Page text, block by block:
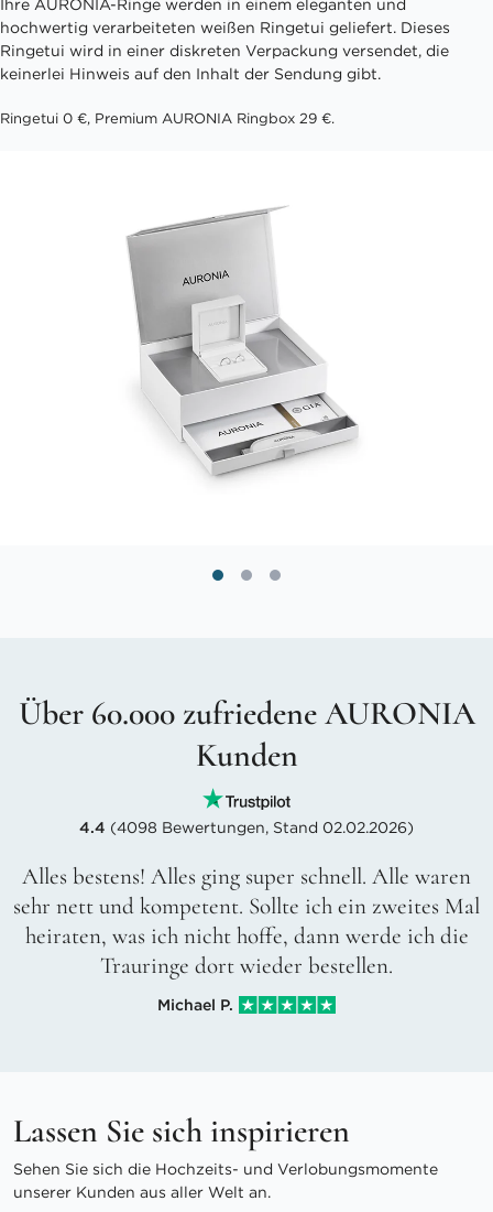
Ihre AURONIA-Ringe werden in einem eleganten und
hochwertig verarbeiteten weißen Ringetui geliefert. Dieses
Ringetui wird in einer diskreten Verpackung versendet, die
keinerlei Hinweis auf den Inhalt der Sendung gibt.
Ringetui 0 €, Premium AURONIA Ringbox 29 €.
Über 60.000 zufriedene AURONIA
Kunden
4.4 (4098 Bewertungen, Stand 02.02.2026)
Alles bestens! Alles ging super schnell. Alle waren
sehr nett und kompetent. Sollte ich ein zweites Mal
heiraten, was ich nicht hoffe, dann werde ich die
Trauringe dort wieder bestellen.
Michael P.
Lassen Sie sich inspirieren
Sehen Sie sich die Hochzeits- und Verlobungsmomente
unserer Kunden aus aller Welt an.